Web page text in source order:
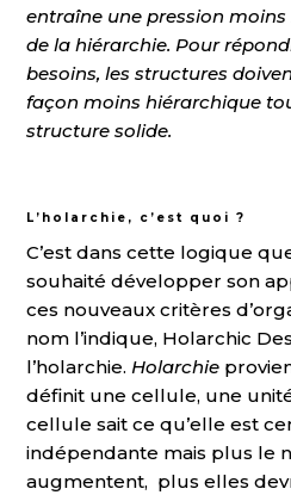
entraîne une pression
de la hiérarchie. Pour
besoins, les structures
façon moins hiérarchique
structure solide.
L’holarchie, c’est quoi ?
C’est dans cette logique
souhaité développer son
ces nouveaux critères
nom l’indique, Holarchic
l’holarchie. Holarchie
définit une cellule, une
cellule sait ce qu’elle est
indépendante mais plus le
augmentent, plus elles